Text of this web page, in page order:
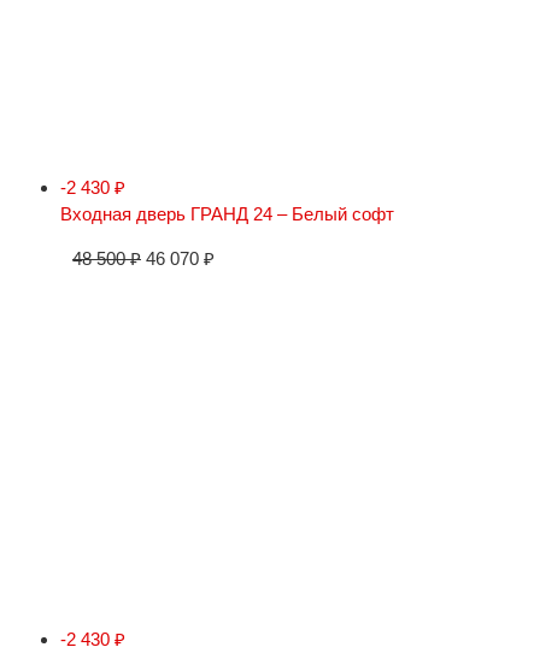
-2 430 ₽
Входная дверь ГРАНД 24 – Белый софт
48 500₽ 46 070 ₽
-2 430 ₽